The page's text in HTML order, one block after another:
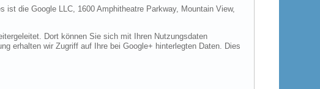
die Google LLC, 1600 Amphitheatre Parkway, Mountain View,
Dort können Sie sich mit Ihren Nutzungsdaten
erhalten wir Zugriff auf Ihre bei Google+ hinterlegten Daten. Dies